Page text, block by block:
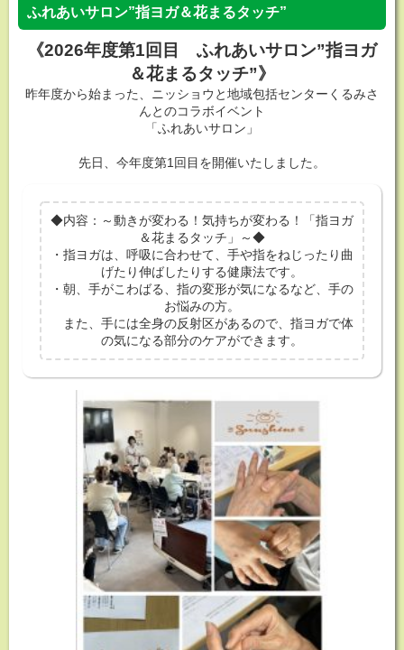
ふれあいサロン”指ヨガ＆花まるタッチ”
《2026年度第1回目 ふれあいサロン”指ヨガ
＆花まるタッチ”》
昨年度から始まった、ニッショウと地域包括センターくるみさ
んとのコラボイベント
「ふれあいサロン」
先日、今年度第1回目を開催いたしました。
◆内容：～動きが変わる！気持ちが変わる！「指ヨガ
＆花まるタッチ」～◆
・指ヨガは、呼吸に合わせて、手や指をねじったり曲
げたり伸ばしたりする健康法です。
・朝、手がこわばる、指の変形が気になるなど、手の
お悩みの方。
また、手には全身の反射区があるので、指ヨガで体
の気になる部分のケアができます。